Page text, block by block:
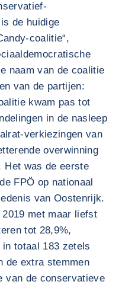
de huidige
coalitie“,
naam van de coalitie
van de partijen:
kwam pas tot
in de nasleep
verkiezingen van
overwinning
Het was de eerste
FPÖ op nationaal
van Oostenrijk.
met maar liefst
tot 28,9%,
totaal 183 zetels
de extra stemmen
van de conservatieve